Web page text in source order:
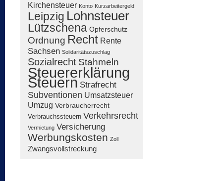
Kirchensteuer Konto Kurzarbeitergeld
Leipzig Lohnsteuer
Lützschena Opferschutz
Ordnung Recht Rente
Sachsen Solidaritätszuschlag
Sozialrecht Stahmeln
Steuererklärung
Steuern Strafrecht
Subventionen Umsatzsteuer
Umzug Verbraucherrecht
Verbrauchssteuern Verkehrsrecht
Vermietung Versicherung
Werbungskosten Zoll
Zwangsvollstreckung